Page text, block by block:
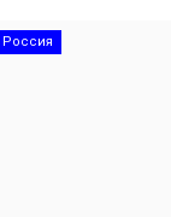
Россия